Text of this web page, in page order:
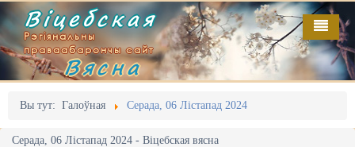
Віцебская
Рэгіянальны
праваабарончы сайт
Вясна
Вы тут: Галоўная Серада, 06 Лістапад 2024
Серада, 06 Лістапад 2024 - Віцебская вясна
Галоўная
Адміністрацыйны перасьлед
Акцыі
Выданьні
Відэа